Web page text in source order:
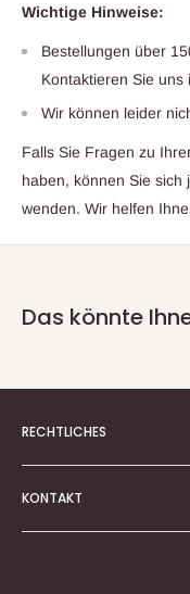
Wichtige Hinweise:
Bestellungen über
Kontaktieren Sie
Wir können leider
Falls Sie Fragen zu
haben, können Sie sich
wenden. Wir helfen
Das könnte
RECHTLICHES
KONTAKT
Kontaktformular